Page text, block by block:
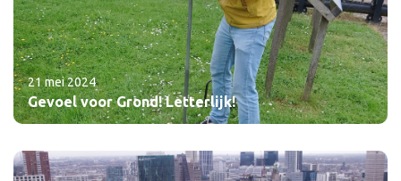
21 mei 2024
Gevoel voor Grond! Letterlijk!